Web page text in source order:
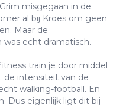
misgegaan in de
al bij Kroes om geen
Maar de
echt dramatisch.
train je door middel
de intensiteit van de
walking-football. En
Dus eigenlijk ligt dit bij